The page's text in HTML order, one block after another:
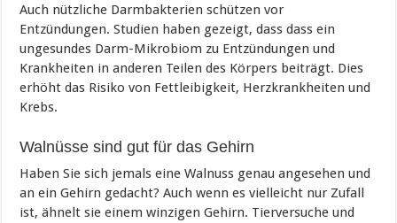
Auch nützliche Darmbakterien schützen vor
Entzündungen. Studien haben gezeigt, dass dass ein
ungesundes Darm-Mikrobiom zu Entzündungen und
Krankheiten in anderen Teilen des Körpers beiträgt. Dies
erhöht das Risiko von Fettleibigkeit, Herzkrankheiten und
Krebs.
Walnüsse sind gut für das Gehirn
Haben Sie sich jemals eine Walnuss genau angesehen und
an ein Gehirn gedacht? Auch wenn es vielleicht nur Zufall
ist, ähnelt sie einem winzigen Gehirn. Tierversuche und